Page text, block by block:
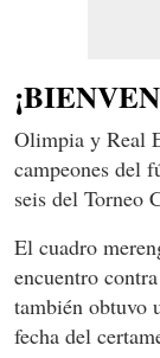
Olimpia y Real
campeones del
seis del Torneo
El cuadro
encuentro
también obtuvo
fecha del